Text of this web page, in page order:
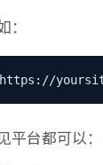
：
https://
平台都可以：